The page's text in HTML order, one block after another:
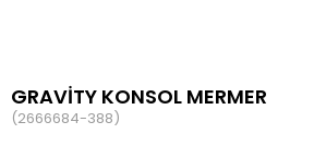
GRAVİTY KONSOL MERMER
(2666684-388)